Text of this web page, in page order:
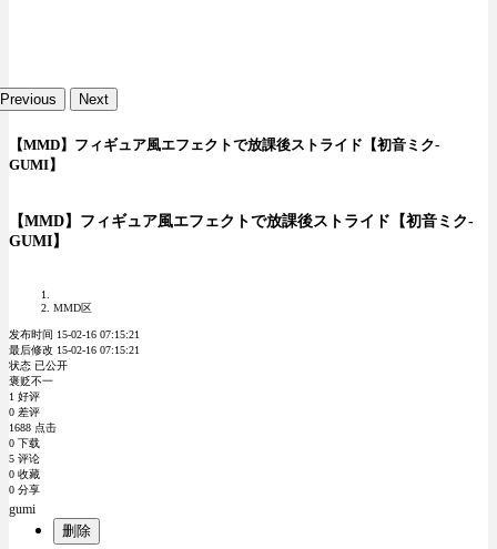
Previous Next
【MMD】フィギュア風エフェクトで放課後ストライド【初音ミク-
GUMI】
【MMD】フィギュア風エフェクトで放課後ストライド【初音ミク-
GUMI】
MMD区
发布时间 15-02-16 07:15:21
最后修改 15-02-16 07:15:21
状态 已公开
褒贬不一
1 好评
0 差评
1688 点击
0 下载
5 评论
0 收藏
0 分享
gumi
删除